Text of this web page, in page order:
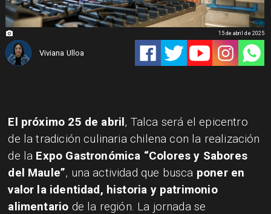
Viviana Ulloa
15 de abril de 2025
El próximo 25 de abril, Talca será el epicentro
de la tradición culinaria chilena con la realización
de la Expo Gastronómica “Colores y Sabores
del Maule”, una actividad que busca poner en
valor la identidad, historia y patrimonio
alimentario de la región. La jornada se